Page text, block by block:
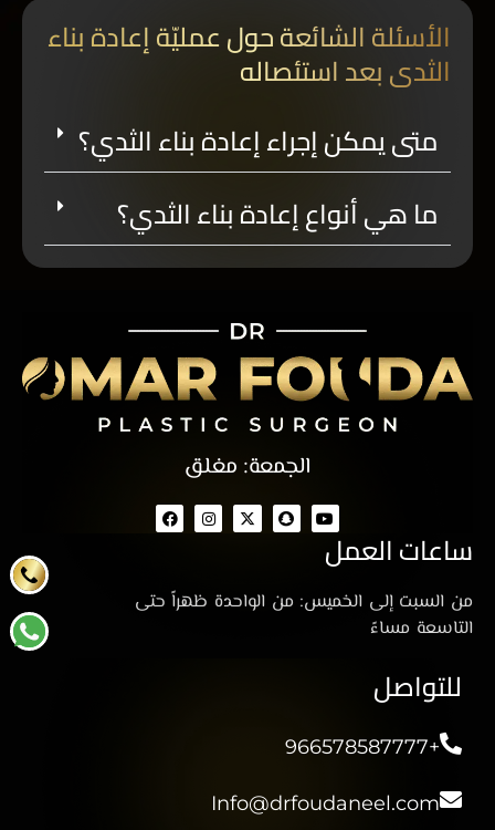
الأسئلة الشائعة حول عمليّة إعادة بناء
الثدي بعد استئصاله
متى يمكن إجراء إعادة بناء الثدي؟
ما هي أنواع إعادة بناء الثدي؟
الجمعة: مغلق
ساعات العمل
من السبت إلى الخميس: من الواحدة ظهراً حتى
التاسعة مساءً
للتواصل
+966578587777
Info@drfoudaneel.com